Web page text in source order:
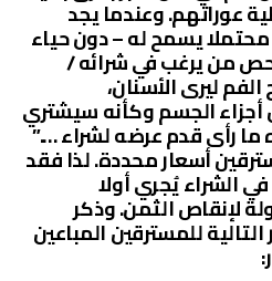
عوراتهم. وعندما يجد
محتملا يسمح له – دون حياء
من يرغب في شرائه /
ليرى الأسنان،
الجسم وكأنه سيشتري
ما رأى قدم عرضه لشراء ….”
أسعار محددة. لذا فقد
الشراء يُجري أولا
لإنقاص الثمن. وذكر
للمسترقين المباعين